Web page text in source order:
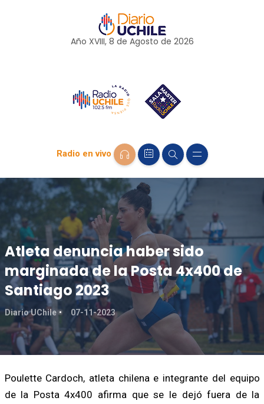
Año XVIII, 8 de Agosto de 2026
Radio en vivo
Atleta denuncia haber sido
marginada de la Posta 4x400 de
Santiago 2023
Diario UChile 07-11-2023
Poulette Cardoch, atleta chilena e integrante del equipo
de la Posta 4x400 afirma que se le dejó fuera de la